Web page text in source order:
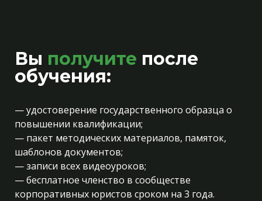
Вы получите после
обучения:
— удостоверение государственного образца о
повышении квалификации;
— пакет методических материалов, памяток,
шаблонов документов;
— записи всех видеоуроков;
— бесплатное членство в сообществе
корпоративных юристов сроком на 3 года.